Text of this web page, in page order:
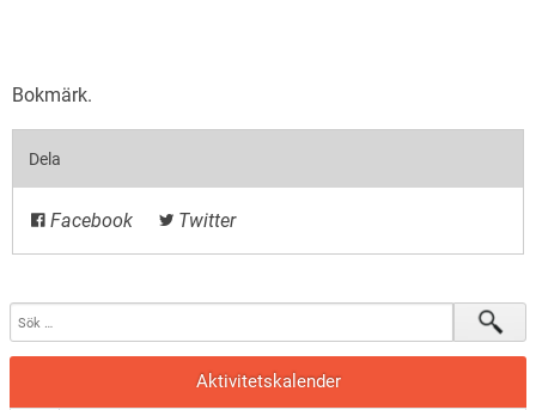
Bokmärk.
Dela
Facebook Twitter
Aktivitetskalender